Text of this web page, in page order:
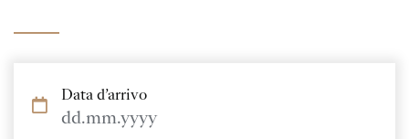
Data d’arrivo
dd.mm.yyyy